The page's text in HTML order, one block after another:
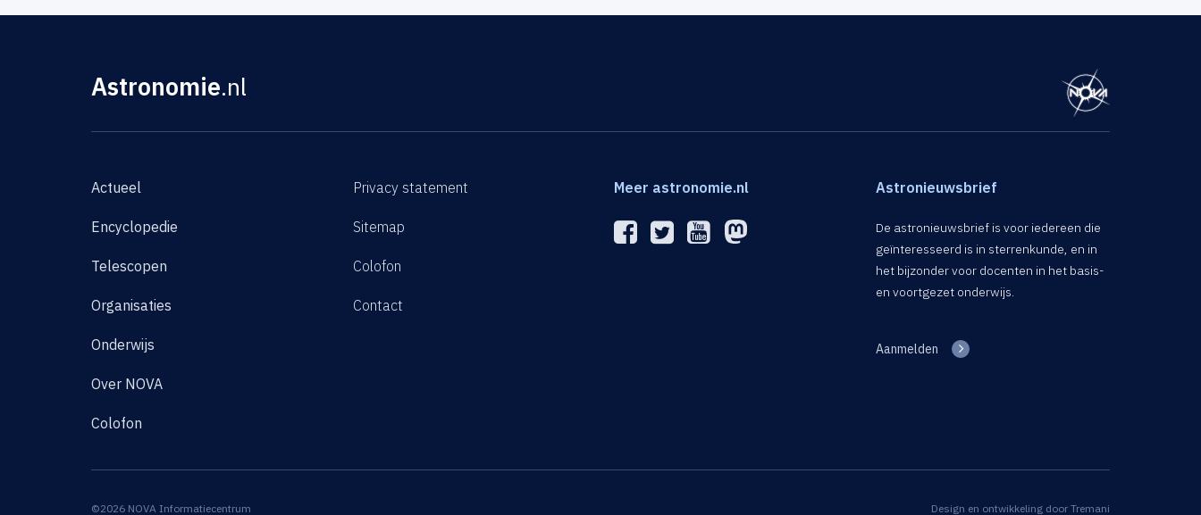
Astronomie.nl
Actueel
Encyclopedie
Telescopen
Organisaties
Onderwijs
Over NOVA
Colofon
Privacy statement
Sitemap
Colofon
Contact
Meer astronomie.nl Astronieuwsbrief
De astronieuwsbrief is voor iedereen die
geïnteresseerd is in sterrenkunde, en in
het bijzonder voor docenten in het basis-
en voortgezet onderwijs.
Aanmelden
©2026 NOVA Informatiecentrum Design en ontwikkeling door Tremani